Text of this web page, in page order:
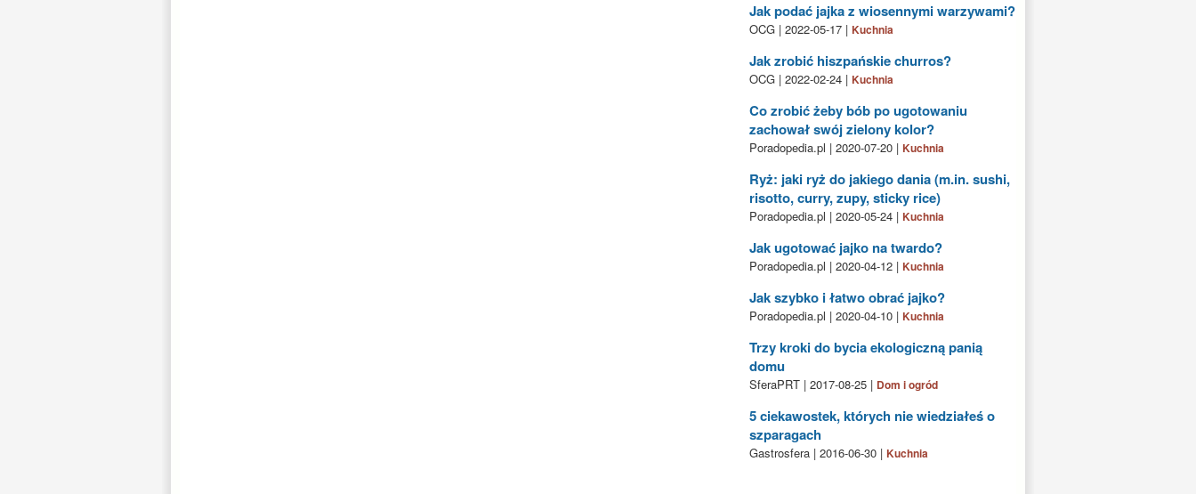
Jak podać jajka z wiosennymi warzywami?
OCG | 2022-05-17 | Kuchnia
Jak zrobić hiszpańskie churros?
OCG | 2022-02-24 | Kuchnia
Co zrobić żeby bób po ugotowaniu
zachował swój zielony kolor?
Poradopedia.pl | 2020-07-20 | Kuchnia
Ryż: jaki ryż do jakiego dania (m.in. sushi,
risotto, curry, zupy, sticky rice)
Poradopedia.pl | 2020-05-24 | Kuchnia
Jak ugotować jajko na twardo?
Poradopedia.pl | 2020-04-12 | Kuchnia
Jak szybko i łatwo obrać jajko?
Poradopedia.pl | 2020-04-10 | Kuchnia
Trzy kroki do bycia ekologiczną panią
domu
SferaPRT | 2017-08-25 | Dom i ogród
5 ciekawostek, których nie wiedziałeś o
szparagach
Gastrosfera | 2016-06-30 | Kuchnia